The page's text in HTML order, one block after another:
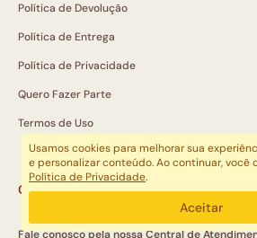
Política de Devolução
Política de Entrega
Política de Privacidade
Quero Fazer Parte
Termos de Uso
CENTRAL DE ATENDIMENTO AO CLIENTE
Fale conosco pela nossa Central de
Usamos cookies para melhorar sua
e personalizar conteúdo. Ao continuar, você
Política de Privacidade.
Aceitar